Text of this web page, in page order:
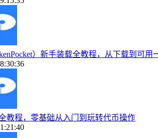
）新手装载全教程，从下载到可用
教程，零基础从入门到玩转代币操作